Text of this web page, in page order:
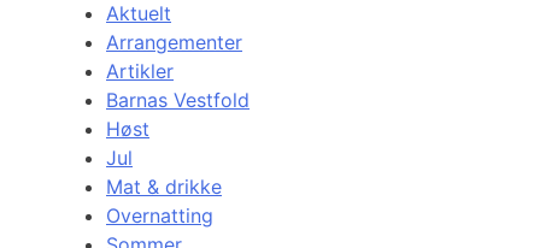
Aktuelt
Arrangementer
Artikler
Barnas Vestfold
Høst
Jul
Mat & drikke
Overnatting